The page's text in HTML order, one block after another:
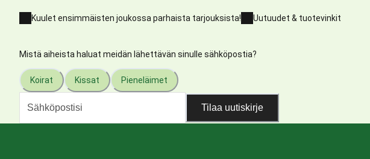
Kuulet ensimmäisten joukossa parhaista tarjouksista! Uutuudet & tuotevinkit
Mistä aiheista haluat meidän lähettävän sinulle sähköpostia?
Koirat Kissat Pieneläimet
Tilaa uutiskirje